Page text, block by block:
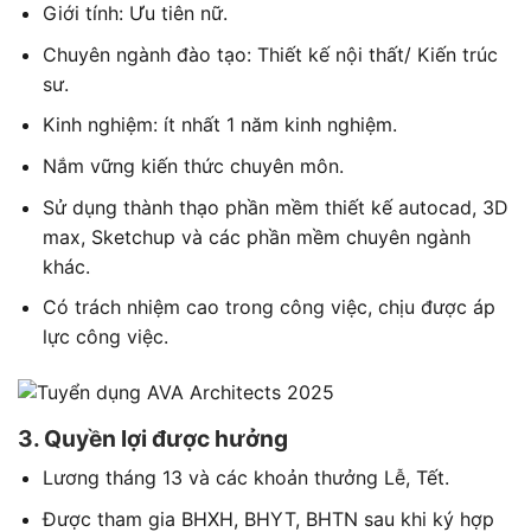
Giới tính: Ưu tiên nữ.
Chuyên ngành đào tạo: Thiết kế nội thất/ Kiến trúc
sư.
Kinh nghiệm: ít nhất 1 năm kinh nghiệm.
Nắm vững kiến thức chuyên môn.
Sử dụng thành thạo phần mềm thiết kế autocad, 3D
max, Sketchup và các phần mềm chuyên ngành
khác.
Có trách nhiệm cao trong công việc, chịu được áp
lực công việc.
3. Quyền lợi được hưởng
Lương tháng 13 và các khoản thưởng Lễ, Tết.
Được tham gia BHXH, BHYT, BHTN sau khi ký hợp